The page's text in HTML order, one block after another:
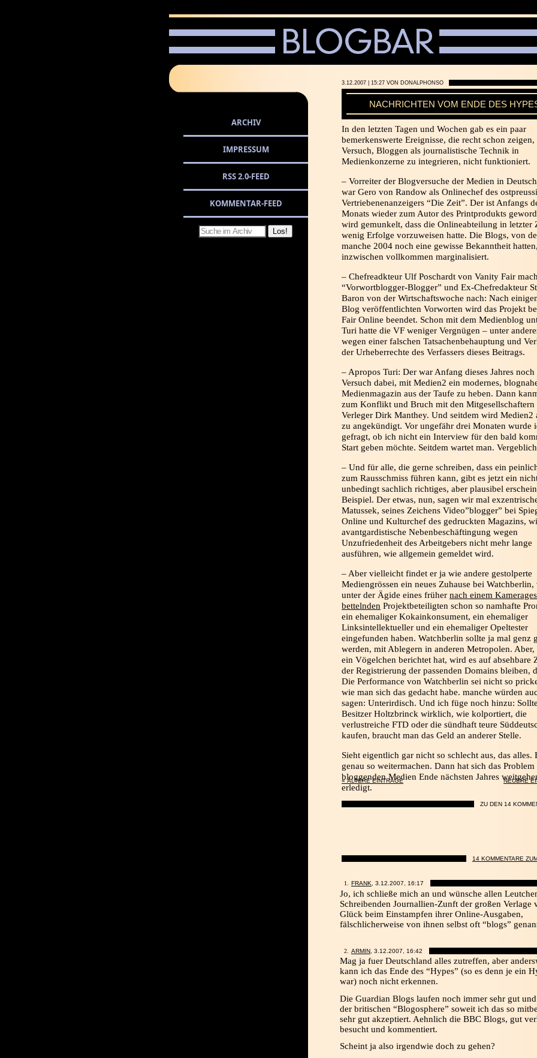
3.12.2007 | 15:27 VON DONALPHONSO
NACHRICHTEN VOM ENDE DES
In den letzten Tagen und Wochen gab es ein paar
bemerkenswerte Ereignisse, die recht schon
Versuch, Bloggen als journalistische Technik in
Medienkonzerne zu integrieren, nicht funktioniert.
– Vorreiter der Blogversuche der Medien in
war Gero von Randow als Onlinechef des
Vertriebenenanzeigers “Die Zeit”. Der ist Anfangs
Monats wieder zum Autor des Printprodukts
wird gemunkelt, dass die Onlineabteilung in letzter
wenig Erfolge vorzuweisen hatte. Die Blogs, von
manche 2004 noch eine gewisse Bekanntheit
inzwischen vollkommen marginalisiert.
– Chefreadkteur Ulf Poschardt von Vanity Fair
“Vorwortblogger-Blogger” und Ex-Chefredakteur
Baron von der Wirtschaftswoche nach: Nach
Blog veröffentlichten Vorworten wird das Projekt
Fair Online beendet. Schon mit dem Medienblog
Turi hatte die VF weniger Vergnügen – unter
wegen einer falschen Tatsachenbehauptung und
der Urheberrechte des Verfassers dieses Beitrags.
– Apropos Turi: Der war Anfang dieses Jahres noch
Versuch dabei, mit Medien2 ein modernes,
Medienmagazin aus der Taufe zu heben. Dann
zum Konflikt und Bruch mit den Mitgesellschaftern
Verleger Dirk Manthey. Und seitdem wird Medien2
zu angekündigt. Vor ungefähr drei Monaten wurde
gefragt, ob ich nicht ein Interview für den bald
Start geben möchte. Seitdem wartet man.
– Und für alle, die gerne schreiben, dass ein
zum Rausschmiss führen kann, gibt es jetzt ein
unbedingt sachlich richtiges, aber plausibel
Beispiel. Der etwas, nun, sagen wir mal
Matussek, seines Zeichens Video”blogger” bei
Online und Kulturchef des gedruckten Magazins,
avantgardistische Nebenbeschäftingung wegen
Unzufriedenheit des Arbeitgebers nicht mehr lange
ausführen, wie allgemein gemeldet wird.
– Aber vielleicht findet er ja wie andere gestolperte
Mediengrössen ein neues Zuhause bei Watchberlin,
unter der Ägide eines früher nach einem
bettelnden Projektbeteiligten schon so namhafte
ein ehemaliger Kokainkonsument, ein ehemaliger
Linksintellektueller und ein ehemaliger Opeltester
eingefunden haben. Watchberlin sollte ja mal genz
werden, mit Ablegern in anderen Metropolen.
ein Vögelchen berichtet hat, wird es auf absehbare
der Registrierung der passenden Domains bleiben,
Die Performance von Watchberlin sei nicht so
wie man sich das gedacht habe. manche würden
sagen: Unterirdisch. Und ich füge noch hinzu: Sollte
Besitzer Holtzbrinck wirklich, wie kolportiert, die
verlustreiche FTD oder die sündhaft teure
kaufen, braucht man das Geld an anderer Stelle.
Sieht eigentlich gar nicht so schlecht aus, das alles.
genau so weitermachen. Dann hat sich das Problem
bloggenden Medien Ende nächsten Jahres
erledigt.
ZU DEN 14
« ÄLTERE EINTRÄGE NEUERE
14 KOMMENTARE
FRANK , 3.12.2007, 16:17
Jo, ich schließe mich an und wünsche allen
Schreibenden Journallien-Zunft der großen Verlage
Glück beim Einstampfen ihrer Online-Ausgaben,
fälschlicherweise von ihnen selbst oft “blogs”
ARMIN , 3.12.2007, 16:42
Mag ja fuer Deutschland alles zutreffen, aber
kann ich das Ende des “Hypes” (so es denn je ein
war) noch nicht erkennen.
Die Guardian Blogs laufen noch immer sehr gut
der britischen “Blogosphere” soweit ich das so
sehr gut akzeptiert. Aehnlich die BBC Blogs, gut
besucht und kommentiert.
Scheint ja also irgendwie doch zu gehen?
ARCHIV
IMPRESSUM
RSS 2.0-FEED
KOMMENTAR-FEED